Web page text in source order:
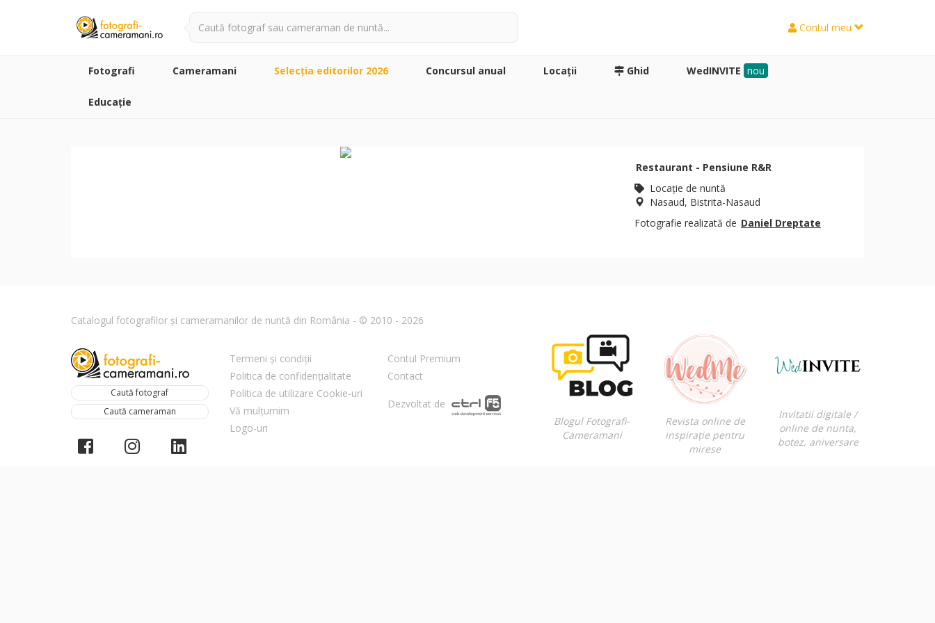
Contul meu
Fotografi Cameramani Selecţia editorilor 2026 Concursul anual Locaţii Ghid WedINVITE nou
Educație
Restaurant - Pensiune R&R
Locaţie de nuntă
Nasaud, Bistrita-Nasaud
Fotografie realizată de Daniel Dreptate
Catalogul fotografilor și cameramanilor de nuntă din România - © 2010 - 2026
Caută fotograf
Caută cameraman
Termeni și condiții
Politica de confidențialitate
Politica de utilizare Cookie-uri
Vă mulțumim
Logo-uri
Contul Premium
Contact
Dezvoltat de
Blogul Fotografi-
Cameramani
Revista online de
inspirație pentru
mirese
Invitatii digitale /
online de nunta,
botez, aniversare